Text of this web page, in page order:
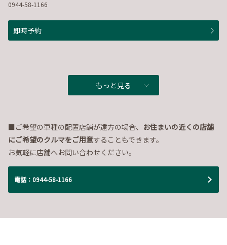
0944-58-1166
即時予約
もっと見る
■ご希望の車種の配置店舗が遠方の場合、 お住まいの近くの店舗
にご希望のクルマをご用意することもできます。
お気軽に店舗へお問い合わせください。
電話：0944-58-1166